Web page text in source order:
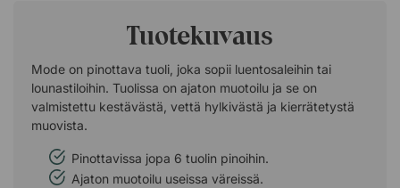
Tuotekuvaus
Mode on pinottava tuoli, joka sopii luentosaleihin tai
lounastiloihin. Tuolissa on ajaton muotoilu ja se on
valmistettu kestävästä, vettä hylkivästä ja kierrätetystä
muovista.
Pinottavissa jopa 6 tuolin pinoihin.
Ajaton muotoilu useissa väreissä.